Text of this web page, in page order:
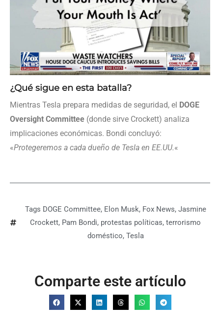
¿Qué sigue en esta batalla?
Mientras Tesla prepara medidas de seguridad, el DOGE
Oversight Committee (donde sirve Crockett) analiza
implicaciones económicas. Bondi concluyó:
«Protegeremos a cada dueño de Tesla en EE.UU.«
Tags DOGE Committee, Elon Musk, Fox News, Jasmine
Crockett, Pam Bondi, protestas políticas, terrorismo
doméstico, Tesla
Comparte este artículo